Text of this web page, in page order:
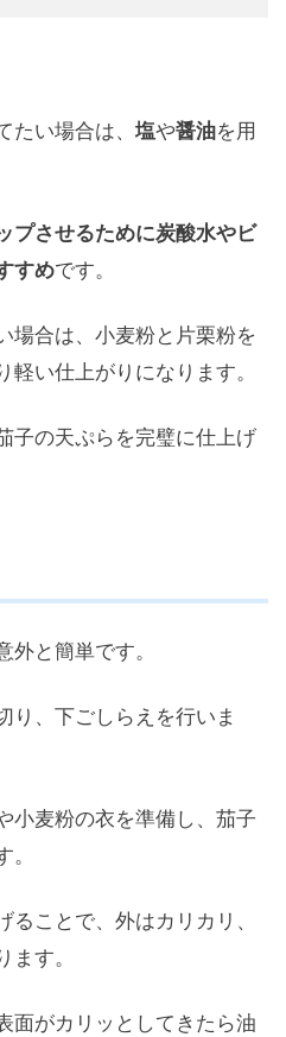
たい場合は、 塩や醤油を用
プさせるために炭酸水やビ
すめです。
場合は、小麦粉と片栗粉を
い仕上がりになります。
子の天ぷらを完璧に仕上げ
と簡単です。
り、下ごしらえを行いま
小麦粉の衣を準備し、茄子
ることで、外はカリカリ、
す。
面がカリッとしてきたら油